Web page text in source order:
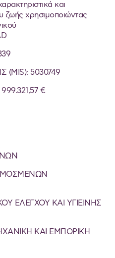
και
ζωής χρησιμοποιώντας
5030749
€
ΕΛΕΓΧΟΥ ΚΑΙ ΥΓΙΕΙΝΗΣ
ΚΑΙ ΕΜΠΟΡΙΚΗ